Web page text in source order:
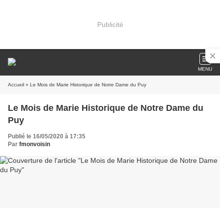
Publicité
MENU
Accueil » Le Mois de Marie Historique de Notre Dame du Puy
Le Mois de Marie Historique de Notre Dame du
Puy
Publié le 16/05/2020 à 17:35
Par fmonvoisin